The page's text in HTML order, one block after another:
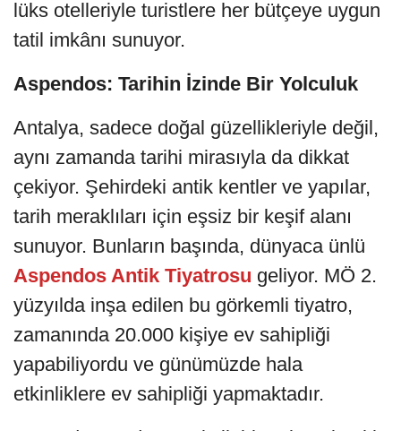
lüks otelleriyle turistlere her bütçeye uygun
tatil imkânı sunuyor.
Aspendos: Tarihin İzinde Bir Yolculuk
Antalya, sadece doğal güzellikleriyle değil,
aynı zamanda tarihi mirasıyla da dikkat
çekiyor. Şehirdeki antik kentler ve yapılar,
tarih meraklıları için eşsiz bir keşif alanı
sunuyor. Bunların başında, dünyaca ünlü
Aspendos Antik Tiyatrosu geliyor. MÖ 2.
yüzyılda inşa edilen bu görkemli tiyatro,
zamanında 20.000 kişiye ev sahipliği
yapabiliyordu ve günümüzde hala
etkinliklere ev sahipliği yapmaktadır.